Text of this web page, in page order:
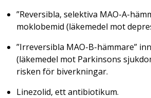
”Reversibla, selektiva MAO-A-
moklobemid (läkemedel mot
”Irreversibla MAO-B-hämmare”
(läkemedel mot Parkinsons
risken för biverkningar.
Linezolid, ett antibiotikum.